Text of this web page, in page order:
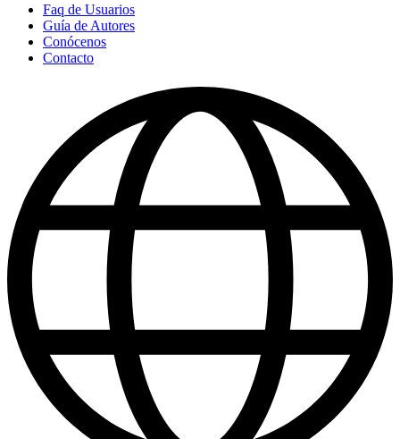
Faq de Usuarios
Guía de Autores
Conócenos
Contacto